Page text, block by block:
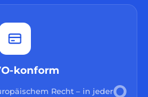
konform
Recht – in jeder